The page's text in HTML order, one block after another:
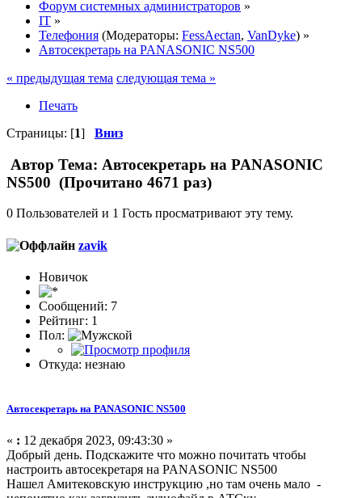
Форум системных администраторов »
IT »
Телефония (Модераторы: FessAectan, VanDyke) »
Автосекретарь на PANASONIC NS500
« предыдущая тема следующая тема »
Печать
Страницы: [1] Вниз
Автор Тема: Автосекретарь на PANASONIC
NS500 (Прочитано 4671 раз)
0 Пользователей и 1 Гость просматривают эту тему.
zavik
Новичок
Сообщений: 7
Рейтинг: 1
Пол:
Откуда: незнаю
Автосекретарь на PANASONIC NS500
« : 12 декабря 2023, 09:43:30 »
Добрый день. Подскажите что можно почитать чтобы
настроить автосекретаря на PANASONIC NS500
Нашел Амитековскую инструкцию ,но там очень мало -